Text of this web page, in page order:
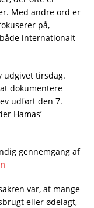
Med andre ord er
på,
internationalt
udgivet tirsdag.
dokumentere
udført den 7.
Hamas’
gennemgang af
var, at mange
eller ødelagt,